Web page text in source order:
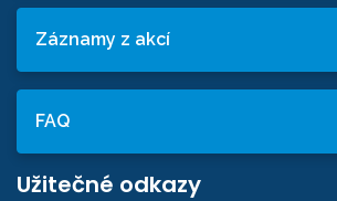
Záznamy z akcí
FAQ
Užitečné odkazy